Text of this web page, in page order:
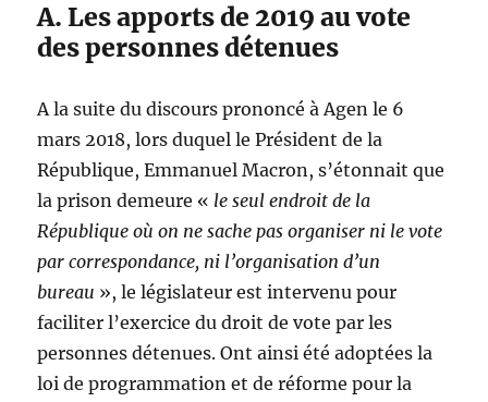
A. Les apports de 2019 au vote
des personnes détenues
A la suite du discours prononcé à Agen le 6
mars 2018, lors duquel le Président de la
République, Emmanuel Macron, s’étonnait que
la prison demeure « le seul endroit de la
République où on ne sache pas organiser ni le vote
par correspondance, ni l’organisation d’un
bureau », le législateur est intervenu pour
faciliter l’exercice du droit de vote par les
personnes détenues. Ont ainsi été adoptées la
loi de programmation et de réforme pour la